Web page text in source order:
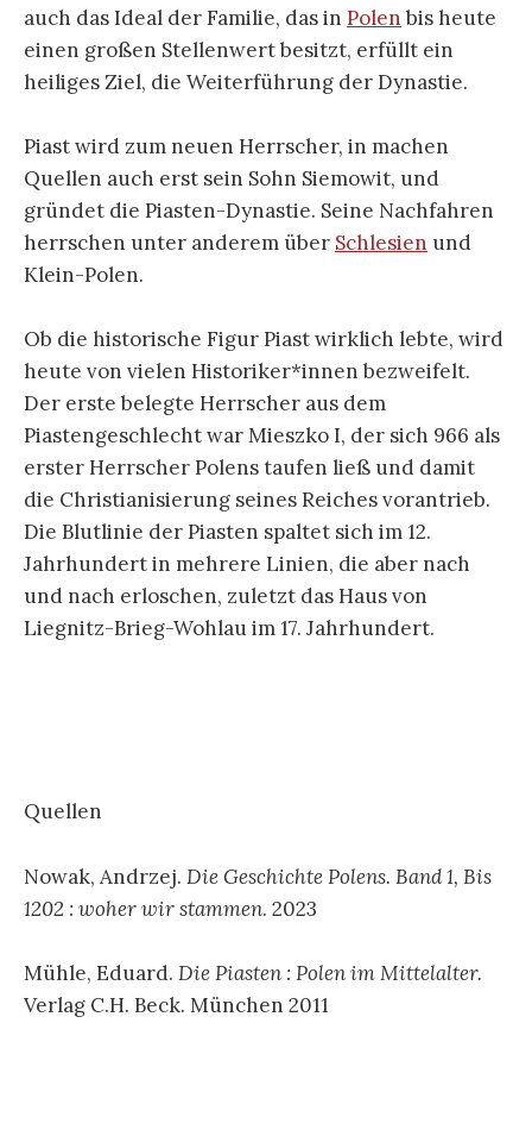
auch das Ideal der Familie, das in Polen bis heute
einen großen Stellenwert besitzt, erfüllt ein
heiliges Ziel, die Weiterführung der Dynastie.
Piast wird zum neuen Herrscher, in machen
Quellen auch erst sein Sohn Siemowit, und
gründet die Piasten-Dynastie. Seine Nachfahren
herrschen unter anderem über Schlesien und
Klein-Polen.
Ob die historische Figur Piast wirklich lebte, wird
heute von vielen Historiker*innen bezweifelt.
Der erste belegte Herrscher aus dem
Piastengeschlecht war Mieszko I, der sich 966 als
erster Herrscher Polens taufen ließ und damit
die Christianisierung seines Reiches vorantrieb.
Die Blutlinie der Piasten spaltet sich im 12.
Jahrhundert in mehrere Linien, die aber nach
und nach erloschen, zuletzt das Haus von
Liegnitz-Brieg-Wohlau im 17. Jahrhundert.
Quellen
Nowak, Andrzej. Die Geschichte Polens. Band 1, Bis
1202 : woher wir stammen. 2023
Mühle, Eduard. Die Piasten : Polen im Mittelalter.
Verlag C.H. Beck. München 2011